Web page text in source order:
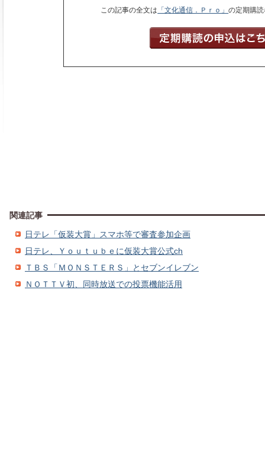
この記事の全文は 「文化通信．Ｐｒｏ」の定期購
関連記事
日テレ「仮装大賞」スマホ等で審査参加企画
日テレ、Ｙｏｕｔｕｂｅに仮装大賞公式ch
ＴＢＳ「ＭＯＮＳＴＥＲＳ」とセブンイレブン
ＮＯＴＴＶ初、同時放送での投票機能活用